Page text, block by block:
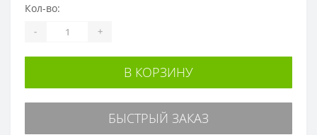
Кол-во:
- +
В КОРЗИНУ
БЫСТРЫЙ ЗАКАЗ